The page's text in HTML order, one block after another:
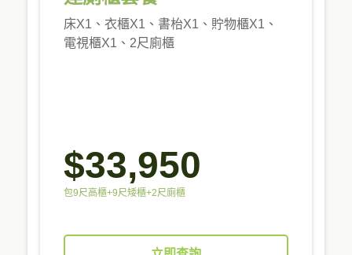
床X1、衣櫃X1、書枱X1、貯物櫃X1、
電視櫃X1、2尺廁櫃
$33,950
包9尺高櫃+9尺矮櫃+2尺廁櫃